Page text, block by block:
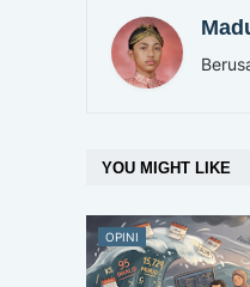
YOU MIGHT LIKE
OPINI